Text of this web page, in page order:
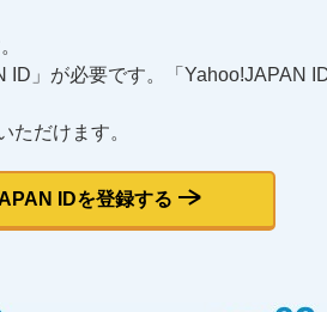
ID」が必要です。「Yahoo!JAPAN
ただけます。
IDを登録する